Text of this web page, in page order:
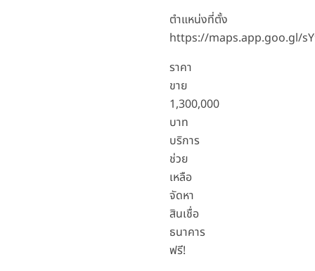
ตำแหน่งที่ตั้ง
https://maps.app.goo.gl/
ราคา
ขาย
1,300,000
บาท
บริการ
ช่วย
เหลือ
จัดหา
สินเชื่อ
ธนาคาร
ฟรี!